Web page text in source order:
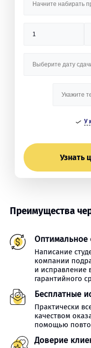
У
Узнать
Преимущества
Оптимальное
Написание
компании
и исправление
гарантийного
Бесплатные
Практически
качеством
помощью
Доверие